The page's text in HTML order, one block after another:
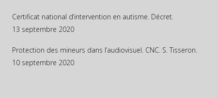
Certificat national d’intervention en autisme. Décret.
13 septembre 2020
Protection des mineurs dans l’audiovisuel. CNC. S. Tisseron.
10 septembre 2020